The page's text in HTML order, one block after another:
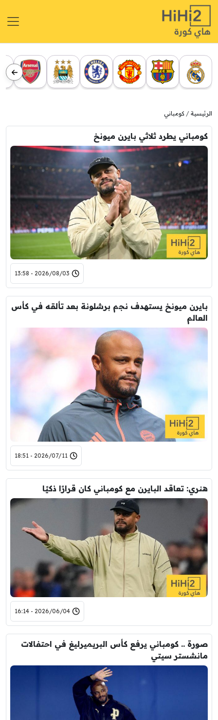
الرئيسية كومباني
كومباني يطرد ثلاثي بايرن ميونخ
2026/08/03 - 13:58
بايرن ميونخ يستهدف نجم برشلونة بعد تألقه في كأس
العالم
2026/07/11 - 18:51
هنري: تعاقد البايرن مع كومباني كان قرارًا ذكيًا
2026/06/04 - 16:14
صورة .. كومباني يرفع كأس البريميرليغ في احتفالات
مانشستر سيتي